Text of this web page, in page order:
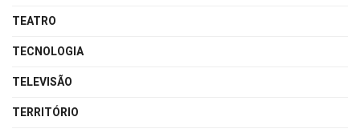
TEATRO
TECNOLOGIA
TELEVISÃO
TERRITÓRIO